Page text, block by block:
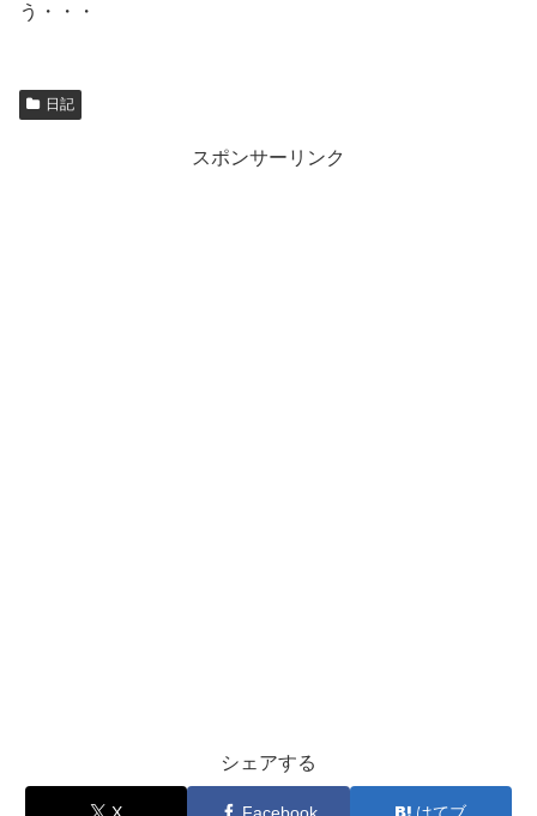
う・・・
日記
スポンサーリンク
シェアする
X Facebook はてブ